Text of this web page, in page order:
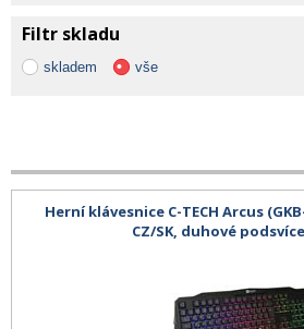
Filtr skladu
skladem vše
Herní klávesnice C-TECH Arcus
CZ/SK, duhové